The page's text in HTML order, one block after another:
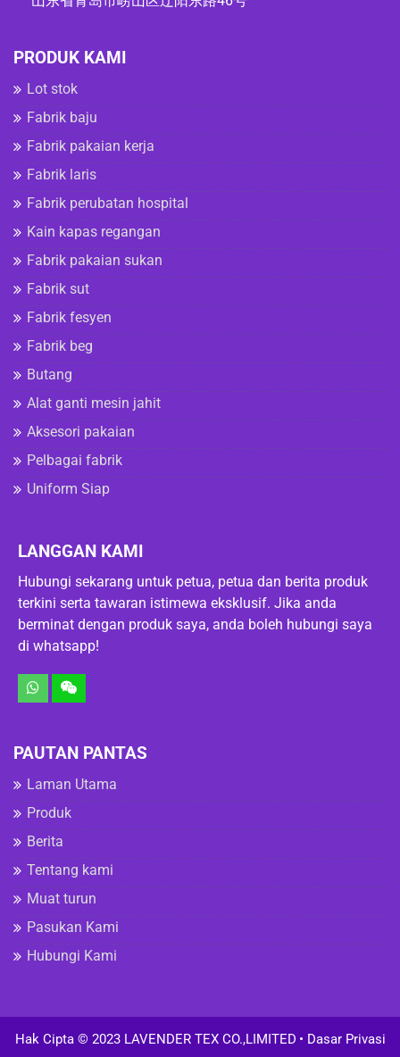
PRODUK KAMI
Lot stok
Fabrik baju
Fabrik pakaian kerja
Fabrik laris
Fabrik perubatan hospital
Kain kapas regangan
Fabrik pakaian sukan
Fabrik sut
Fabrik fesyen
Fabrik beg
Butang
Alat ganti mesin jahit
Aksesori pakaian
Pelbagai fabrik
Uniform Siap
LANGGAN KAMI
Hubungi sekarang untuk petua, petua dan berita produk
terkini serta tawaran istimewa eksklusif. Jika anda
berminat dengan produk saya, anda boleh hubungi saya
di whatsapp!
PAUTAN PANTAS
Laman Utama
Produk
Berita
Tentang kami
Muat turun
Pasukan Kami
Hubungi Kami
Hak Cipta © 2023 LAVENDER TEX CO.,LIMITED • Dasar Privasi